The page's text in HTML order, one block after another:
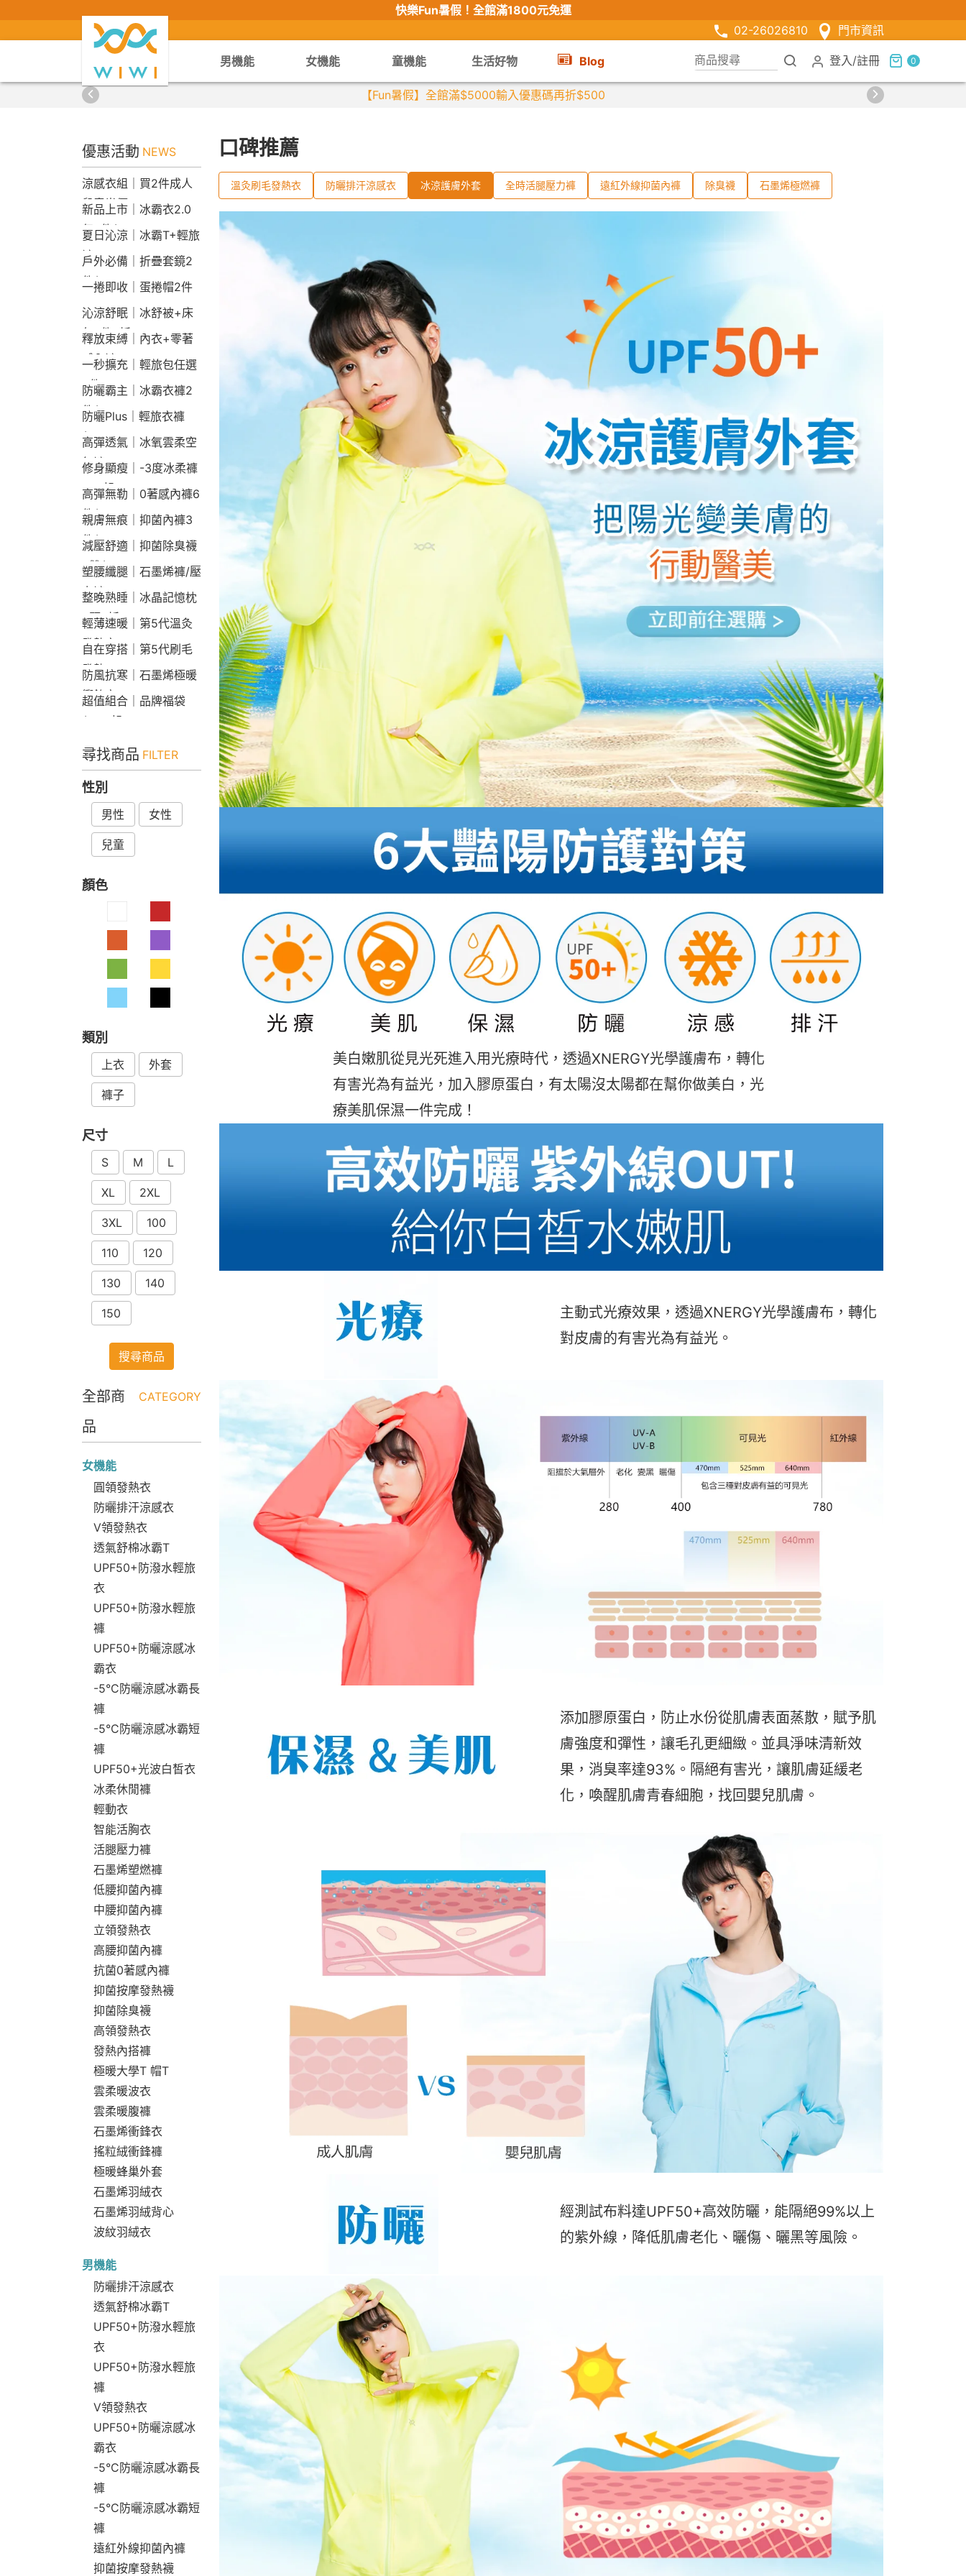
快樂Fun暑假！ 全館滿1800元免運
02-26026810
門市資訊
男機能 女機能 童機能 生活好物 Blog 登入 /註冊 0
【限時組合】買2件涼感衣享兒童半價
優惠活動 NEWS
涼感衣組｜買2件成人
兒童半價
新品上市｜冰霸衣2.0
任2件$2290
夏日沁涼｜冰霸T+輕旅
褲
戶外必備｜折疊套鏡2
件$1790
一捲即收｜蛋捲帽2件
1790
沁涼舒眠｜冰舒被+床
包2件9折
釋放束縛｜內衣+零著
感內褲
一秒擴充｜輕旅包任選
2件2190
防曬霸主｜冰霸衣褲2
件$1790
防曬Plus｜輕旅衣褲
$2190
高彈透氣｜冰氧雲柔空
氣褲
修身顯瘦｜-3度冰柔褲
790起
高彈無勒｜0著感內褲6
件$1290
親膚無痕｜抑菌內褲3
件$790
減壓舒適｜抑菌除臭襪
3雙$660
塑腰纖腿｜石墨烯褲/壓
力褲
整晚熟睡｜冰晶記憶枕
2顆9折
輕薄速暖｜第5代溫灸
發熱衣
自在穿搭｜第5代刷毛
發熱Bra T
防風抗寒｜石墨烯極暖
衝鋒衣
超值組合｜品牌福袋
$599起
尋找商品 FILTER
性別
男性 女性
兒童
顏色
類別
上衣 外套
褲子
尺寸
S M L
XL 2XL
3XL 100
110 120
130 140
150
搜尋商品
全部商
品
CATEGORY
女機能
圓領發熱衣
防曬排汗涼感衣
V領發熱衣
透氣舒棉冰霸T
UPF50+防潑水輕旅
衣
UPF50+防潑水輕旅
褲
UPF50+防曬涼感冰
霸衣
-5°C防曬涼感冰霸長
褲
-5°C防曬涼感冰霸短
褲
UPF50+光波白皙衣
冰柔休閒褲
輕動衣
智能活胸衣
活腿壓力褲
石墨烯塑燃褲
低腰抑菌內褲
中腰抑菌內褲
立領發熱衣
高腰抑菌內褲
抗菌0著感內褲
抑菌按摩發熱襪
抑菌除臭襪
高領發熱衣
發熱內搭褲
極暖大學T 帽T
雲柔暖波衣
雲柔暖腹褲
石墨烯衝鋒衣
搖粒絨衝鋒褲
極暖蜂巢外套
石墨烯羽絨衣
石墨烯羽絨背心
波紋羽絨衣
男機能
防曬排汗涼感衣
透氣舒棉冰霸T
UPF50+防潑水輕旅
衣
UPF50+防潑水輕旅
褲
V領發熱衣
UPF50+防曬涼感冰
霸衣
-5°C防曬涼感冰霸長
褲
-5°C防曬涼感冰霸短
褲
遠紅外線抑菌內褲
抑菌按摩發熱襪
口碑推薦
溫灸刷毛發熱衣 防曬排汗涼感衣 冰涼護膚外套 全時活腿壓力褲 遠紅外線抑菌內褲 除臭襪 石墨烯極燃褲
美白嫩肌從見光死進入用光療時代，透過XNERGY光學護膚布，轉化
有害光為有益光，加入膠原蛋白，有太陽沒太陽都在幫你做美白，光
療美肌保濕一件完成！
主動式光療效果，透過XNERGY光學護膚布，轉化
對皮膚的有害光為有益光。
添加膠原蛋白，防止水份從肌膚表面蒸散，賦予肌
膚強度和彈性，讓毛孔更細緻。並具淨味清新效
果，消臭率達93%。 隔絕有害光，讓肌膚延緩老
化，喚醒肌膚青春細胞，找回嬰兒肌膚。
經測試布料達UPF50+高效防曬， 能隔絕99%以上
的紫外線，降低肌膚老化、曬傷、曬黑等風險。